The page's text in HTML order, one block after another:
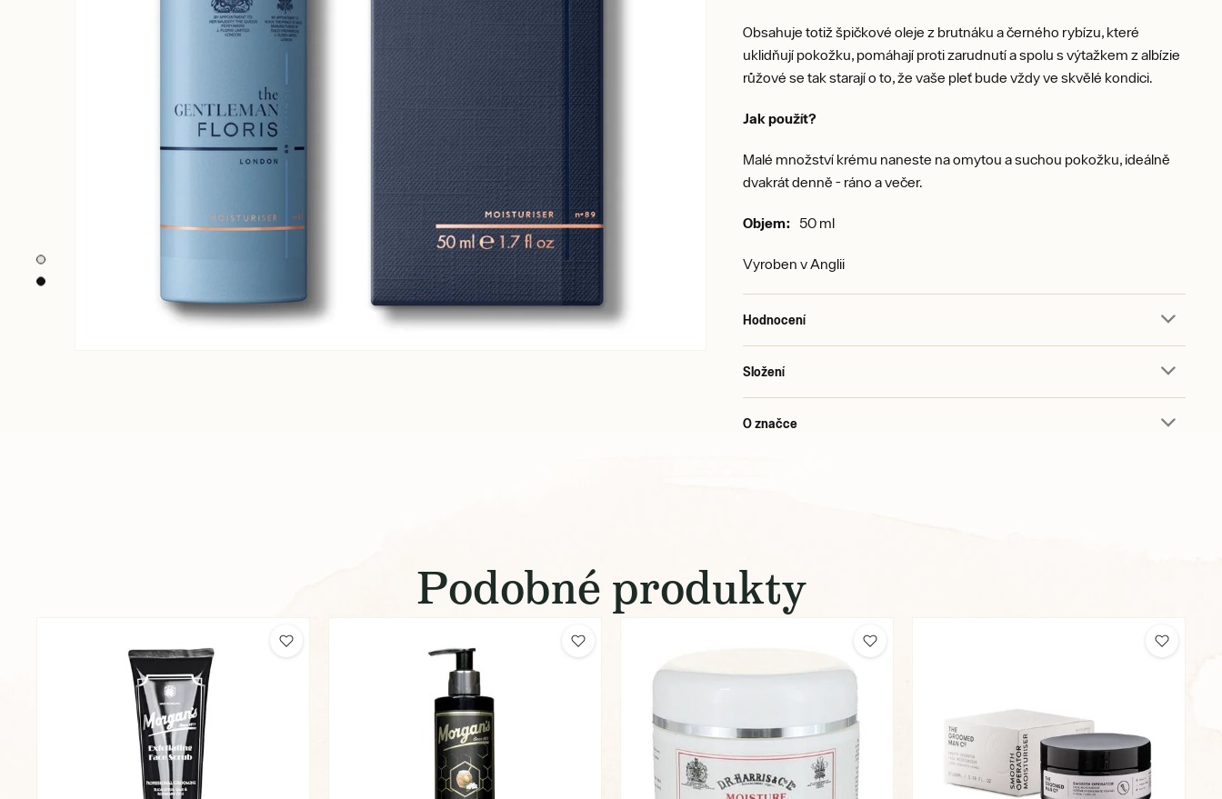
Obsahuje totiž špičkové oleje z brutnáku a černého rybízu, které
uklidňují pokožku, pomáhají proti zarudnutí a spolu s výtažkem z albízie
růžové se tak starají o to, že vaše pleť bude vždy ve skvělé kondici.
Jak použít?
Malé množství krému naneste na omytou a suchou pokožku, ideálně
dvakrát denně - ráno a večer.
Objem: 50 ml
Vyroben v Anglii
Hodnocení
Složení
O značce
Podobné produkty